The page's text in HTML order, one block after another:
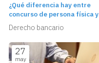
¿Qué diferencia hay entre
concurso de persona física y
de persona jurídica?
Derecho bancario
27
may